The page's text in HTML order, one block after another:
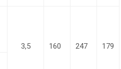
3,5 160 247
179